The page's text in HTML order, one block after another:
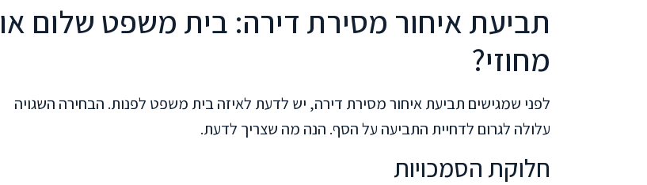
תביעת איחור מסירת דירה: בית משפט שלום או
מחוזי?
לפני שמגישים תביעת איחור מסירת דירה, יש לדעת לאיזה בית משפט לפנות. הבחירה השגויה
עלולה לגרום לדחיית התביעה על הסף. הנה מה שצריך לדעת.
חלוקת הסמכויות